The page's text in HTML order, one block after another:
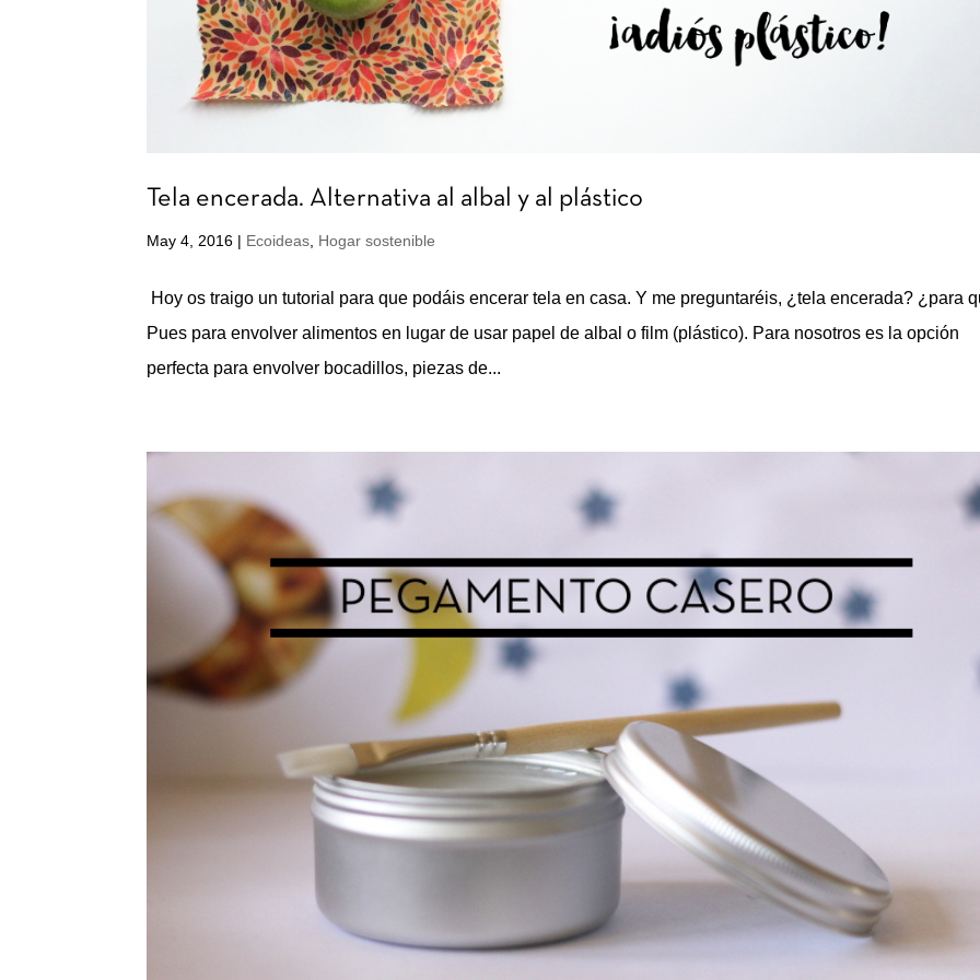
Tela encerada. Alternativa al albal y al plástico
May 4, 2016 | Ecoideas, Hogar sostenible
Hoy os traigo un tutorial para que podáis encerar tela en casa. Y me preguntaréis, ¿tela encerada? ¿para
Pues para envolver alimentos en lugar de usar papel de albal o film (plástico). Para nosotros es la opción
perfecta para envolver bocadillos, piezas de...